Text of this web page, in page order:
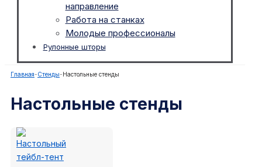
направление
Работа на станках
Молодые профессионалы
Рулонные шторы
Главная-Стенды- Настольные стенды
Настольные стенды